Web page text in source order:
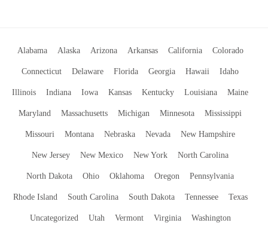
Alabama Alaska Arizona Arkansas California Colorado
Connecticut Delaware Florida Georgia Hawaii Idaho
Illinois Indiana Iowa Kansas Kentucky Louisiana Maine
Maryland Massachusetts Michigan Minnesota Mississippi
Missouri Montana Nebraska Nevada New Hampshire
New Jersey New Mexico New York North Carolina
North Dakota Ohio Oklahoma Oregon Pennsylvania
Rhode Island South Carolina South Dakota Tennessee Texas
Uncategorized Utah Vermont Virginia Washington